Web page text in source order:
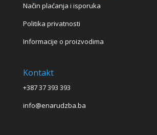
Način plaćanja i isporuka
Politika privatnosti
Informacije o proizvodima
Kontakt
+387 37 393 393
info@enarudzba.ba